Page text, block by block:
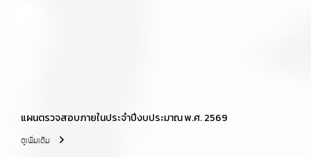
แผนตรวจสอบภายในประจำปีงบประมาณ พ.ศ. 2569
ดูเพิ่มเติม